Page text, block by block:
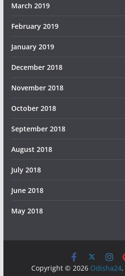
March 2019
February 2019
January 2019
December 2018
November 2018
October 2018
September 2018
August 2018
July 2018
June 2018
May 2018
Copyright © 2026 Odisha24